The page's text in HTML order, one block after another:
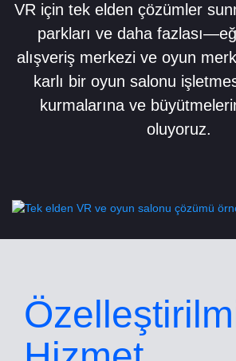
VR için tek elden çözümler
parkları ve daha
alışveriş merkezi ve oyun
karlı bir oyun salonu
kurmalarına ve
oluyoruz.